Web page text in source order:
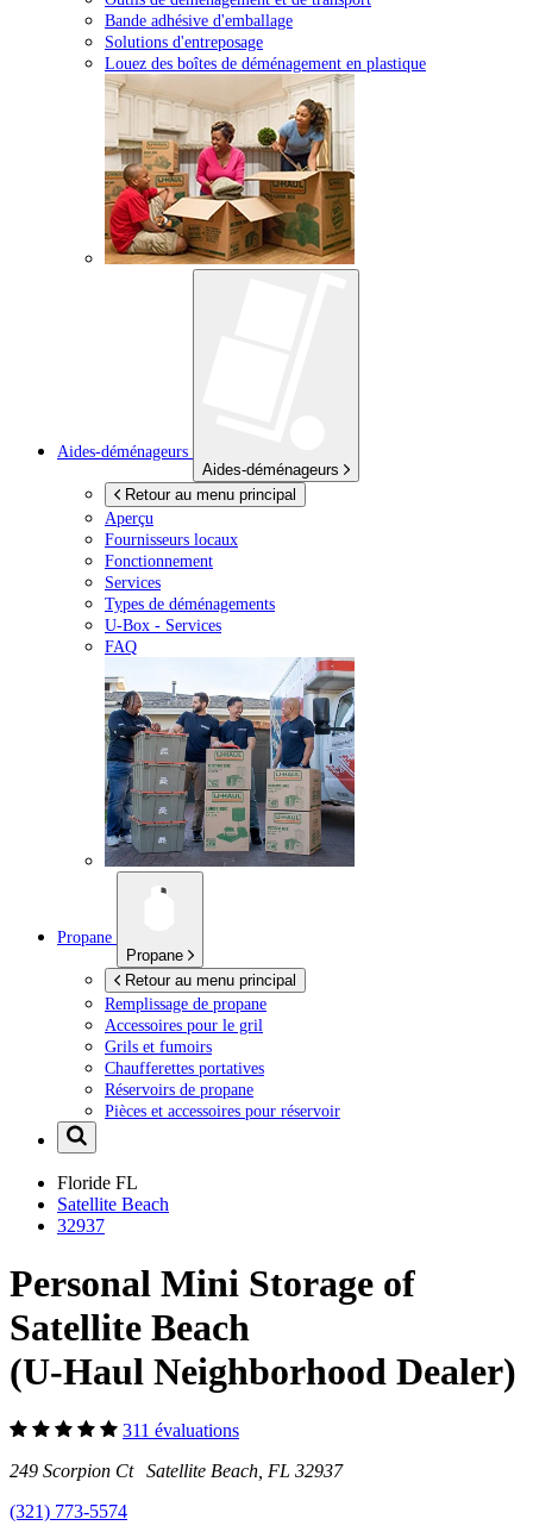
Bande adhésive d'emballage
Solutions d'entreposage
Louez des boîtes de déménagement en plastique
Aides-déménageurs
Aides-déménageurs
Retour au menu principal
Aperçu
Fournisseurs locaux
Fonctionnement
Services
Types de déménagements
U-Box - Services
FAQ
Propane
Propane
Retour au menu principal
Remplissage de propane
Accessoires pour le gril
Grils et fumoirs
Chaufferettes portatives
Réservoirs de propane
Pièces et accessoires pour réservoir
Floride FL
Satellite Beach
32937
Personal Mini Storage of
Satellite Beach
(U-Haul Neighborhood Dealer)
311 évaluations
249 Scorpion Ct Satellite Beach, FL 32937
(321) 773-5574